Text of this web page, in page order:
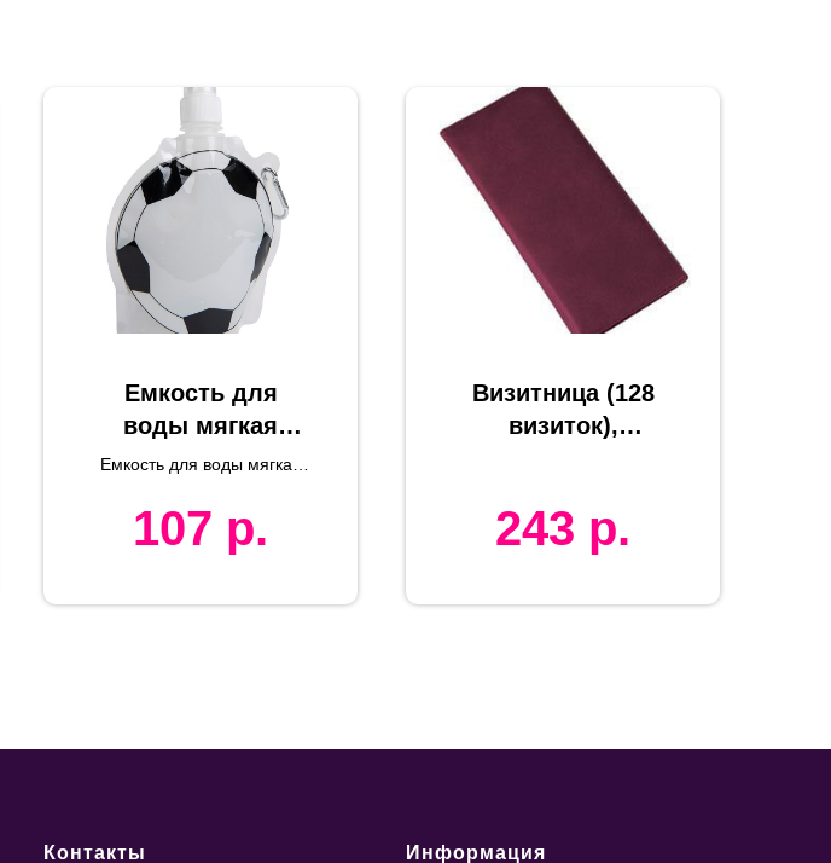
Емкость для
воды мягкая
"Мяч",
карабином,
емкость 550 мл.
Емкость для воды мягкая
107 р.
Визитница (128
визиток),
искуccтвенная
кожа,
243 р.
Контакты Информация